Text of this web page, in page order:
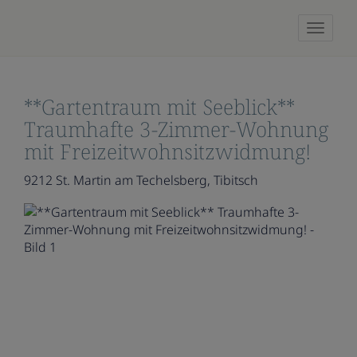
**Gartentraum mit Seeblick**
Traumhafte 3-Zimmer-Wohnung
mit Freizeitwohnsitzwidmung!
9212 St. Martin am Techelsberg, Tibitsch